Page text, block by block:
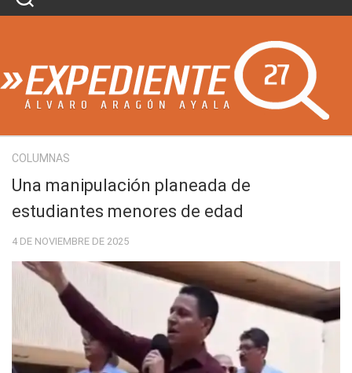
Skip
COLUMNAS
Una manipulación planeada de
estudiantes menores de edad
4 DE NOVIEMBRE DE 2025